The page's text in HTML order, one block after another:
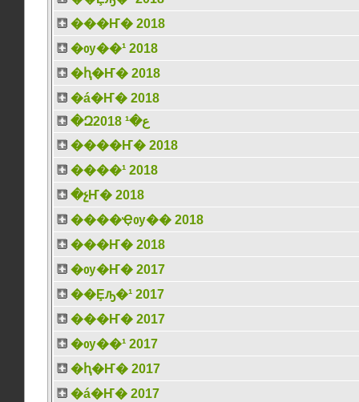
���Ҥ� 2018
�ѹ��¹ 2018
�ԧ�Ҥ� 2018
�á�Ҥ� 2018
�Զع�¹ 2018
����Ҥ� 2018
����¹ 2018
�չҤ� 2018
����Ҿѹ�� 2018
���Ҥ� 2018
�ѹ�Ҥ� 2017
��Ȩԡ�¹ 2017
���Ҥ� 2017
�ѹ��¹ 2017
�ԧ�Ҥ� 2017
�á�Ҥ� 2017